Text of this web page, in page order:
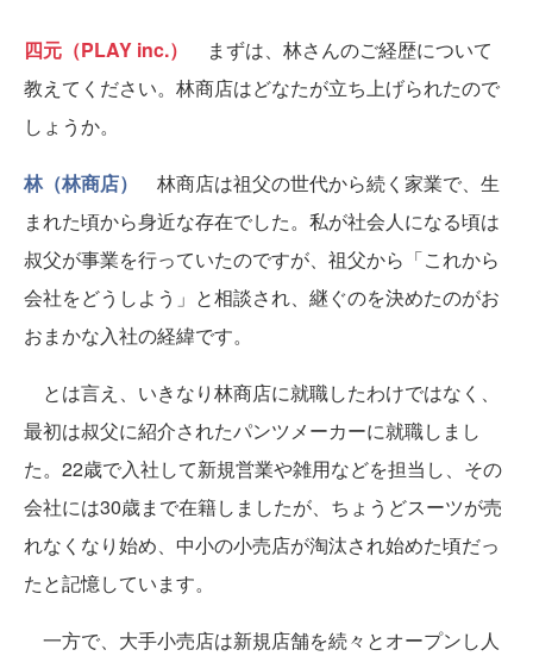
四元（PLAY inc.）
まずは、林さんのご経歴について
教えてください。林商店はどなたが立ち上げられたので
しょうか。
林（林商店）
林商店は祖父の世代から続く家業で、生
まれた頃から身近な存在でした。私が社会人になる頃は
叔父が事業を行っていたのですが、祖父から「これから
会社をどうしよう」と相談され、継ぐのを決めたのがお
おまかな入社の経緯です。
とは言え、いきなり林商店に就職したわけではなく、
最初は叔父に紹介されたパンツメーカーに就職しまし
た。22歳で入社して新規営業や雑用などを担当し、その
会社には30歳まで在籍しましたが、ちょうどスーツが売
れなくなり始め、中小の小売店が淘汰され始めた頃だっ
たと記憶しています。
一方で、大手小売店は新規店舗を続々とオープンし人